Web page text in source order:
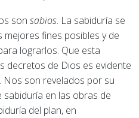
son sabios. La sabiduría se
fines posibles y de
lograrlos. Que esta
decretos de Dios es evidente
Nos son revelados por su
sabiduría en las obras de
del plan, en